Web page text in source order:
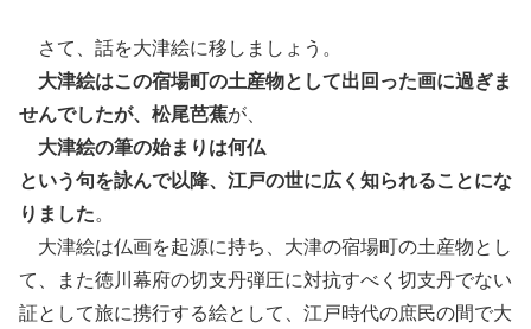
さて、話を大津絵に移しましょう。
大津絵はこの宿場町の土産物として出回った画に過ぎま
せんでしたが、松尾芭蕉が、
大津絵の筆の始まりは何仏
という句を詠んで以降、江戸の世に広く知られることにな
りました。
大津絵は仏画を起源に持ち、大津の宿場町の土産物とし
て、また徳川幕府の切支丹弾圧に対抗すべく切支丹でない
証として旅に携行する絵として、江戸時代の庶民の間で大